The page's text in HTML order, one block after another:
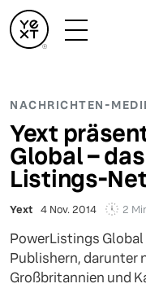
NACHRICHTEN-
Yext
Global –
Listings-
Yext 4 Nov. 2014 2
PowerListings
Publishern, darunter
Großbritannien und